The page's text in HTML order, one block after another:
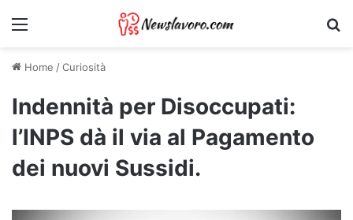
Menu
Home /Curiosità
Indennità per Disoccupati:
l’INPS dà il via al Pagamento
dei nuovi Sussidi.